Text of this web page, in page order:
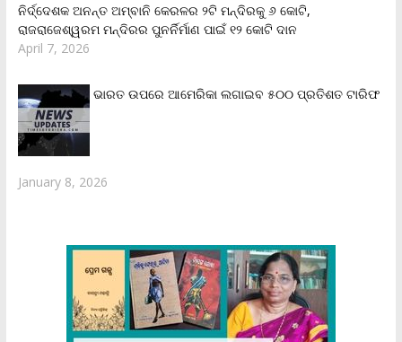
ନିର୍ଦ୍ଦେଶକ ଅନନ୍ତ ଅମ୍ବାନି କେରଳର ୨ଟି ମନ୍ଦିରକୁ ୬ କୋଟି,
ରାଜରାଜେଶ୍ୱରମ ମନ୍ଦିରର ପୁନର୍ନିର୍ମାଣ ପାଇଁ ୧୨ କୋଟି ଦାନ
April 7, 2026
ଭାରତ ଉପରେ ଆମେରିକା ଲଗାଇବ ୫୦୦ ପ୍ରତିଶତ ଟାରିଫ
January 8, 2026